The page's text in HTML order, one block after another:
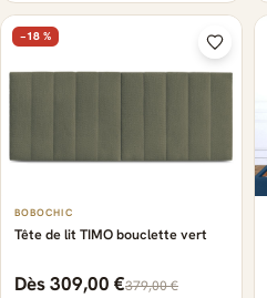
−18 %
BOBOCHIC
Tête de lit TIMO bouclette vert
Dès 309,00 €379,00 €